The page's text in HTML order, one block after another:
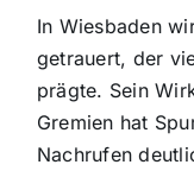
Panorama
Mein Stadtteil
In Wiesbaden
getrauert, der
prägte. Sein
Gremien hat
Nachrufen